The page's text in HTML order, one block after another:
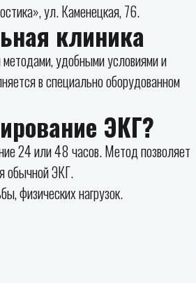
ул. Каменецкая, 76.
клиника
удобными условиями и
в специально оборудованном
ЭКГ?
24 или 48 часов. Метод позволяет
обычной ЭКГ.
физических нагрузок.